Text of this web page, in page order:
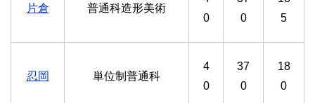
片倉 普通科造形美術
0
0
5
忍岡 単位制普通科
4
0
37
0
18
0